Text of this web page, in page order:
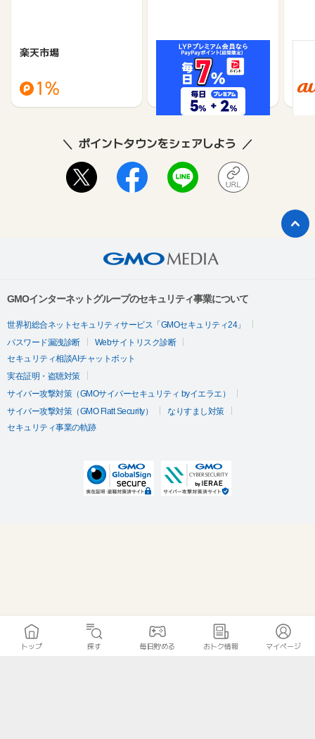
楽天市場
1%
Yahoo!ショッピング
1%
ポイントタウンをシェアしよう
GMOインターネットグループのセキュリティ事業について
世界初総合ネットセキュリティサービス「GMOセキュリティ24」
パスワード漏洩診断
Webサイトリスク診断
セキュリティ相談AIチャットボット
実在証明・盗聴対策
サイバー攻撃対策（GMOサイバーセキュリティ byイエラエ）
サイバー攻撃対策（GMO Flatt Security）
なりすまし対策
セキュリティ事業の軌跡
トップ 探す 毎日貯める おトク情報 マイページ